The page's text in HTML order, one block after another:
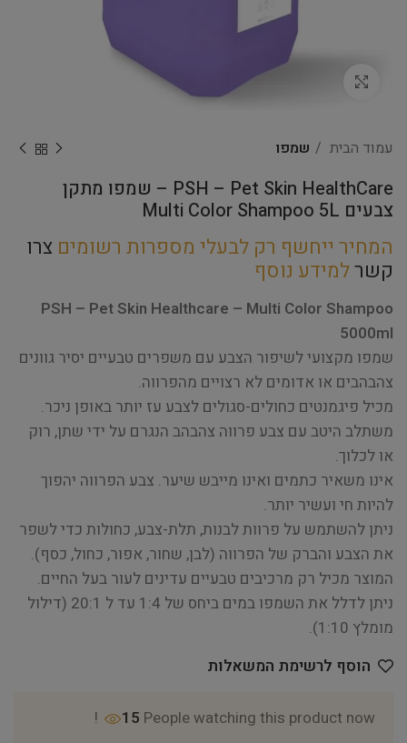
Click to enlarge
עמוד הבית שמפו
PSH – Pet Skin HealthCare – שמפו מתקן
צבעים Multi Color Shampoo 5L
המחיר ייחשף רק לבעלי מספרות רשומים צרו
קשרלמידע נוסף
PSH – Pet Skin Healthcare – Multi Color Shampoo
5000ml
שמפו מקצועי לשיפור הצבע עם משפרים טבעיים יסיר גוונים
צהבהבים או אדומים לא רצויים מהפרווה.
מכיל פיגמנטים כחולים-סגולים לצבע עז יותר באופן ניכר.
משתלב היטב עם צבע פרווה צהבהב הנגרם על ידי שתן, רוק
או לכלוך.
אינו משאיר כתמים ואינו מייבש שיער. צבע הפרווה יהפוך
להיות חי ועשיר יותר.
ניתן להשתמש על פרוות לבנות, תלת-צבע, כחולות כדי לשפר
את הצבע והברק של הפרווה (לבן, שחור, אפור, כחול, כסף).
המוצר מכיל רק מרכיבים טבעיים עדינים לעור בעל החיים.
ניתן לדלל את השמפו במים ביחס של 1:4 עד ל 20:1 (דילול
מומלץ 1:10).
הוסף לרשימת המשאלות
15 People watching this product now!